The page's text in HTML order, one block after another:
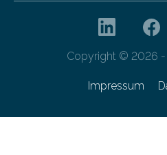
Copyright © 2026 -
Impressum